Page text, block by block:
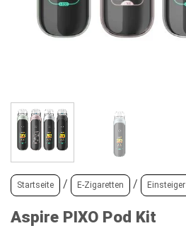
Startseite / E-Zigaretten / Einsteiger
Aspire PIXO Pod Kit